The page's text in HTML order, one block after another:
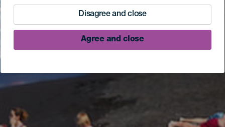
Disagree and close
Agree and close